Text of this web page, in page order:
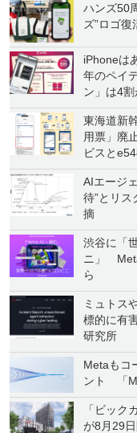
ハンズ50
ズ”ロゴ復
iPhoneは
年のペイ
ン」は4
東海道新
用票」廃
ビスと
AIエージ
待”とリ
摘
渋谷に「
ニ」
ら
ミュトス
標的に有
研究所
Metaもコ
ント 「
「ビック
が8月29